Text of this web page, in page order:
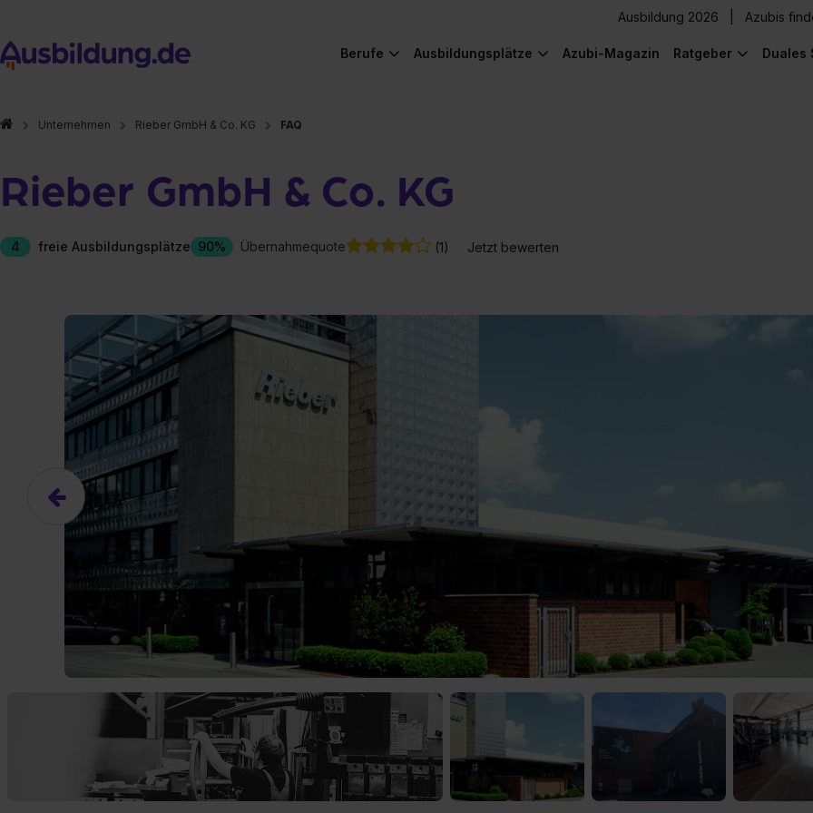
Ausbildung 2026 Azubis
Berufe Ausbildungsplätze Azubi-Magazin Ratgeber Duales
Unternehmen Rieber GmbH & Co. KG FAQ
Rieber GmbH & Co. KG
4 freie Ausbildungsplätze 90% Übernahmequote (1) Jetzt bewerten
Hier gibt es (eigentlich) was Cooles zu sehen!
Das hier ist ein Platzhalter für Video-Content von YouTube. Neugierig? Dann schalte die Inhalte jetzt